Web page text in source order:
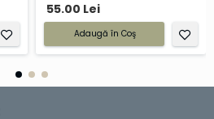
55.00 Lei
Adaugă în Coş